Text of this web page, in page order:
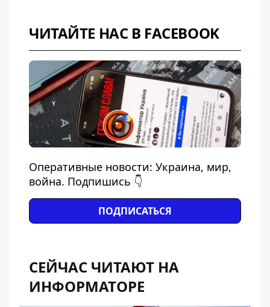
ЧИТАЙТЕ НАС В FACEBOOK
Оперативные новости: Украина, мир,
война. Подпишись 👇
ПОДПИСАТЬСЯ
СЕЙЧАС ЧИТАЮТ НА
ИНФОРМАТОРЕ